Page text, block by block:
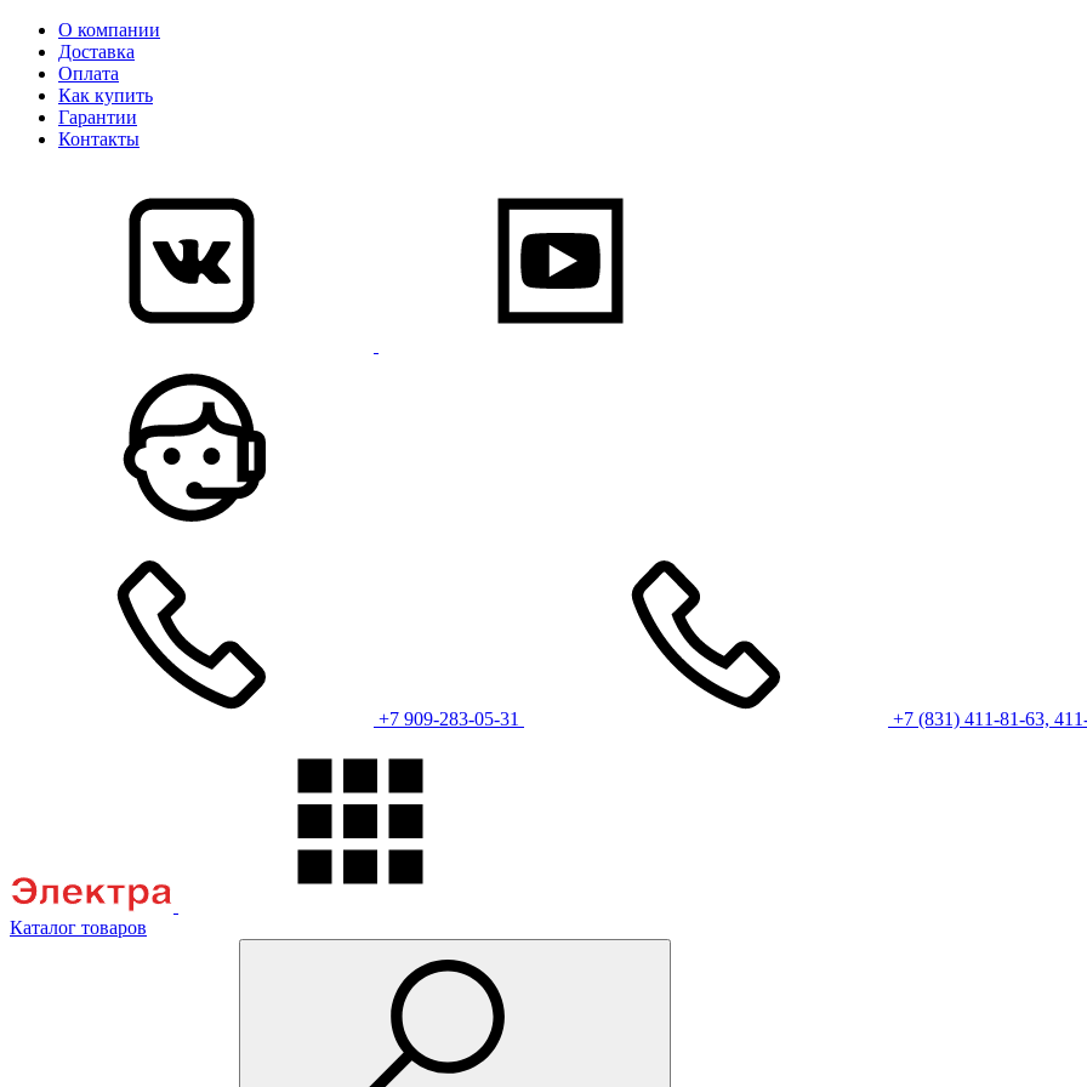
О компании
Доставка
Оплата
Как купить
Гарантии
Контакты
+7 909-283-05-31 +7 (831) 411-81-63,
Каталог товаров